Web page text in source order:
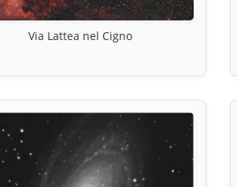
Via Lattea nel Cigno